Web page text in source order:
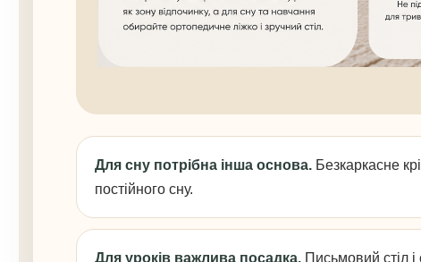
Для сну потрібна інша основа. Безкаркасне
постійного сну.
Для уроків важлива посадка. Письмовий стіл